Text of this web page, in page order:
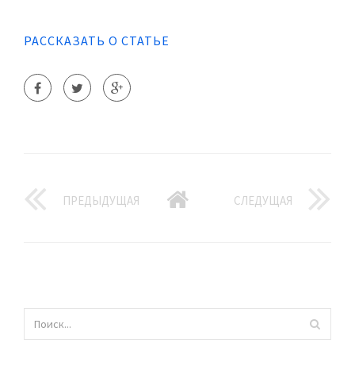
РАССКАЗАТЬ О СТАТЬЕ
ПРЕДЫДУЩАЯ СЛЕДУЩАЯ